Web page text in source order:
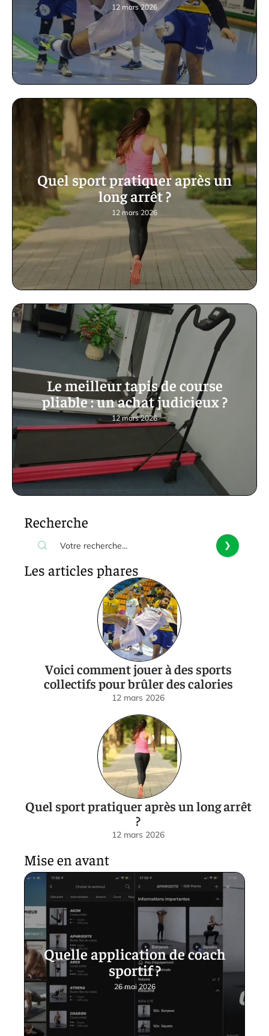
12 mars 2026
Quel sport pratiquer après un
long arrêt ?
12 mars 2026
Le meilleur tapis de course
pliable : un achat judicieux ?
12 mars 2026
Recherche
Les articles phares
Voici comment jouer à des sports
collectifs pour brûler des calories
12 mars 2026
Quel sport pratiquer après un long arrêt
?
12 mars 2026
Mise en avant
Quelle application de coach
sportif ?
26 mai 2026